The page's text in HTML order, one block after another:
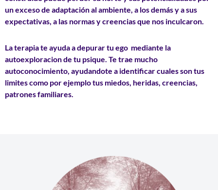
un exceso de adaptación al ambiente, a los demás y a sus
expectativas, a las normas y creencias que nos inculcaron.
La terapia te ayuda a depurar tu ego mediante la
autoexploracion de tu psique. Te trae mucho
autoconocimiento, ayudandote a identificar cuales son tus
limites como por ejemplo tus miedos, heridas, creencias,
patrones familiares.